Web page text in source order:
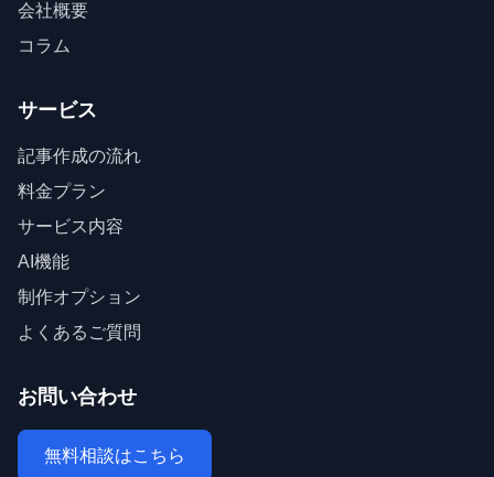
会社概要
コラム
サービス
記事作成の流れ
料金プラン
サービス内容
AI機能
制作オプション
よくあるご質問
お問い合わせ
無料相談はこちら